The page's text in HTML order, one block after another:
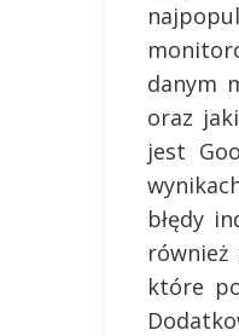
danym
oraz
jest
błędy
również
które